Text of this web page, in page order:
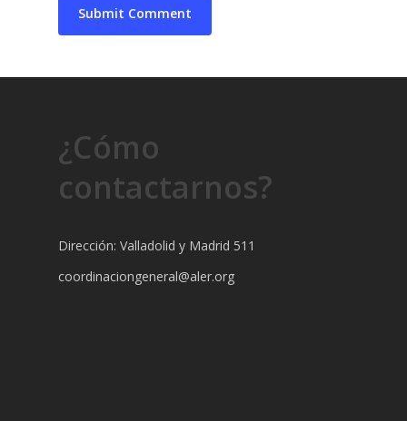
¿Cómo
contactarnos?
Dirección: Valladolid y Madrid 511
coordinaciongeneral@aler.org